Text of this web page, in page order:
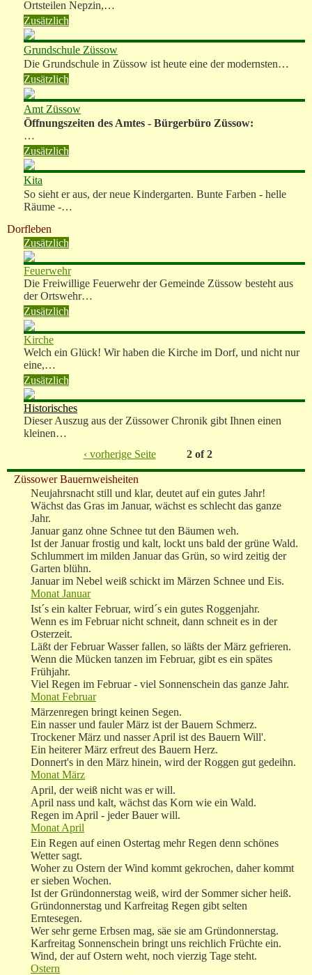
Ortsteilen Nepzin,…
Zusätzlich
Grundschule Züssow
Die Grundschule in Züssow ist heute eine der modernsten…
Zusätzlich
Amt Züssow
Öffnungszeiten des Amtes - Bürgerbüro Züssow:
…
Zusätzlich
Kita
So sieht er aus, der neue Kindergarten. Bunte Farben - helle
Räume -…
Dorfleben
Zusätzlich
Feuerwehr
Die Freiwillige Feuerwehr der Gemeinde Züssow besteht aus
der Ortswehr…
Zusätzlich
Kirche
Welch ein Glück! Wir haben die Kirche im Dorf, und nicht nur
eine,…
Zusätzlich
Historisches
Dieser Auszug aus der Züssower Chronik gibt Ihnen einen
kleinen…
‹ vorherige Seite
2 of 2
Züssower Bauernweisheiten
Neujahrsnacht still und klar, deutet auf ein gutes Jahr!
Wächst das Gras im Januar, wächst es schlecht das ganze
Jahr.
Januar ganz ohne Schnee tut den Bäumen weh.
Ist der Januar frostig und kalt, lockt uns bald der grüne Wald.
Schlummert im milden Januar das Grün, so wird zeitig der
Garten blühn.
Januar im Nebel weiß schickt im Märzen Schnee und Eis.
Monat Januar
Ist´s ein kalter Februar, wird´s ein gutes Roggenjahr.
Wenn es im Februar nicht schneit, dann schneit es in der
Osterzeit.
Läßt der Februar Wasser fallen, so läßts der März gefrieren.
Wenn die Mücken tanzen im Februar, gibt es ein spätes
Frühjahr.
Viel Regen im Februar - viel Sonnenschein das ganze Jahr.
Monat Februar
Märzenregen bringt keinen Segen.
Ein nasser und fauler März ist der Bauern Schmerz.
Trockener März und nasser April ist des Bauern Will'.
Ein heiterer März erfreut des Bauern Herz.
Donnert's in den März hinein, wird der Roggen gut gedeihn.
Monat März
April, der weiß nicht was er will.
April nass und kalt, wächst das Korn wie ein Wald.
Regen im April - jeder Bauer will.
Monat April
Ein Regen auf einen Ostertag mehr Regen denn schönes
Wetter sagt.
Woher zu Ostern der Wind kommt gekrochen, daher kommt
er sieben Wochen.
Ist der Gründonnerstag weiß, wird der Sommer sicher heiß.
Gründonnerstag und Karfreitag Regen gibt selten
Erntesegen.
Wer sehr gerne Erbsen mag, säe sie am Gründonnerstag.
Karfreitag Sonnenschein bringt uns reichlich Früchte ein.
Wind, der auf Ostern weht, noch vierzig Tage steht.
Ostern